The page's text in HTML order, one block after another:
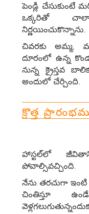
పెండ్లి చేసుకుంటే
ఒక్కరితో
నిర్ణయించుకొన్నాను.
చివరకు అమ్మ,
దూరంలో ఉన్న
నున్న క్రైస్తవ
అందులో చేర్చింది.
క్రొత్త
హాస్టల్‌లో
పోవాల్సివచ్చింది.
నేను తరచుగా
చింతిస్తూ